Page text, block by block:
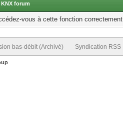
forum
vous à cette fonction
bas-débit (Archivé) Syndication RSS